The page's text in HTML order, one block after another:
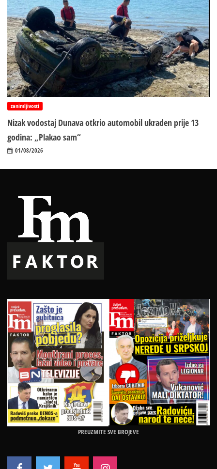
zanimljivosti
Nizak vodostaj Dunava otkrio automobil ukraden prije 13
godina: „Plakao sam“
01/08/2026
PREUZMITE SVE BROJEVE